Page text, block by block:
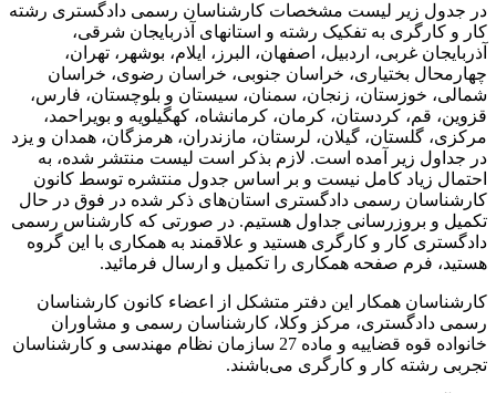
در جدول زیر لیست مشخصات کارشناسان رسمی دادگستری رشته
کار و کارگری به تفکیک رشته و استانهای آذربایجان شرقی،
آذربایجان غربی، اردبیل، اصفهان، البرز، ایلام، بوشهر، تهران،
چهارمحال بختیاری، خراسان جنوبی، خراسان رضوی، خراسان
شمالی، خوزستان، زنجان، سمنان، سیستان و بلوچستان، فارس،
قزوین، قم، کردستان، کرمان، کرمانشاه، کهگیلویه و بویراحمد،
مرکزی، گلستان، گیلان، لرستان، مازندران، هرمزگان، همدان و یزد
در جداول زیر آمده است. لازم بذکر است لیست منتشر شده، به
احتمال زیاد کامل نیست و بر اساس جدول منتشره توسط کانون
کارشناسان رسمی دادگستری استان‌های ذکر شده در فوق در حال
تکمیل و بروزرسانی جداول هستیم. در صورتی که کارشناس رسمی
دادگستری کار و کارگری هستید و علاقمند به همکاری با این گروه
هستید، فرم صفحه همکاری را تکمیل و ارسال فرمائید.
کارشناسان همکار این دفتر متشکل از اعضاء کانون کارشناسان
رسمی دادگستری، مرکز وکلا، کارشناسان رسمی و مشاوران
خانواده قوه قضاییه و ماده 27 سازمان نظام مهندسی و کارشناسان
تجربی رشته کار و کارگری می‌باشند.